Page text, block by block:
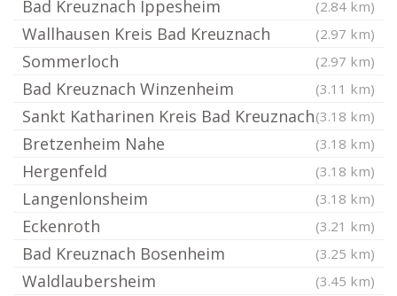
Bad Kreuznach Ippesheim (2.84 km)
Wallhausen Kreis Bad Kreuznach (2.97 km)
Sommerloch (2.97 km)
Bad Kreuznach Winzenheim (3.11 km)
Sankt Katharinen Kreis Bad Kreuznach(3.18 km)
Bretzenheim Nahe (3.18 km)
Hergenfeld (3.18 km)
Langenlonsheim (3.18 km)
Eckenroth (3.21 km)
Bad Kreuznach Bosenheim (3.25 km)
Waldlaubersheim (3.45 km)